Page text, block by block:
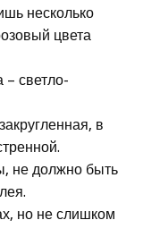
несколько
цвета
– светло-
в
не должно быть
но не слишком